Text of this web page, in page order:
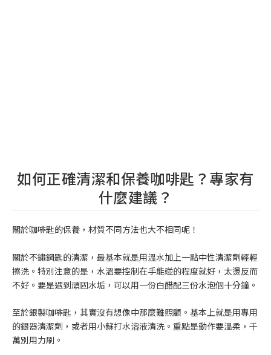
如何正確清潔和保養咖啡匙？專家有
什麼建議？
關於咖啡匙的保養，材質不同方法也大不相同呢！
關於不鏽鋼匙的清潔，最基本就是用溫水加上一點中性清潔劑輕輕
擦洗。特別注意的是，水溫要控制在手能碰的程度就好，太燙反而
不好。要是遇到頑固水垢，可以用一份白醋配三份水泡個十分鐘。
至於銀製咖啡匙，其實沒有想像中那麼難照顧。基本上就是用專用
的銀器清潔劑，或者用小蘇打水溶液清洗。重點是動作要溫柔，千
萬別用力刷。